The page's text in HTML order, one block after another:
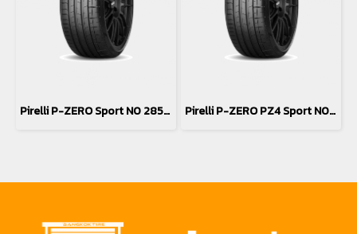
Pirelli P-ZERO Sport N0 285/35R22 Pirelli P-ZERO PZ4 Sport N0 285/40R22